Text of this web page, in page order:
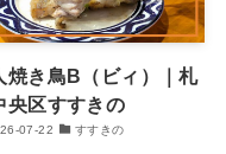
焼き鳥B（ビィ）｜札
央区すすきの
07-22 すすきの